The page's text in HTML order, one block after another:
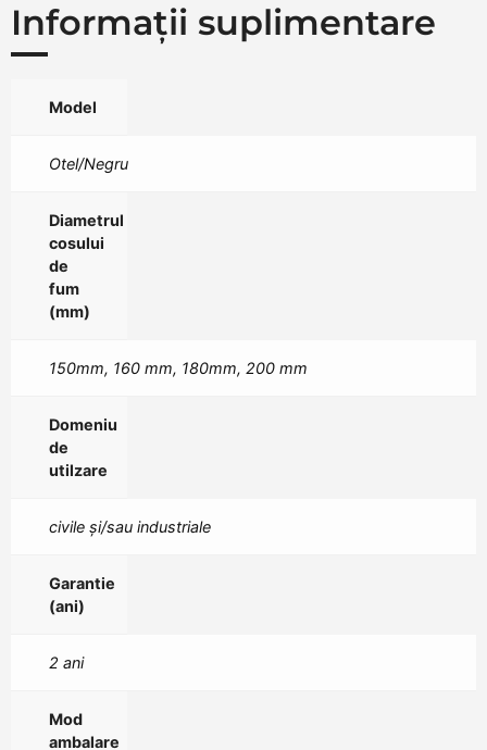
Informații suplimentare
Model
Otel/Negru
Diametrul
cosului
de
fum
(mm)
150mm, 160 mm, 180mm, 200 mm
Domeniu
de
utilzare
civile și/sau industriale
Garantie
(ani)
2 ani
Mod
ambalare